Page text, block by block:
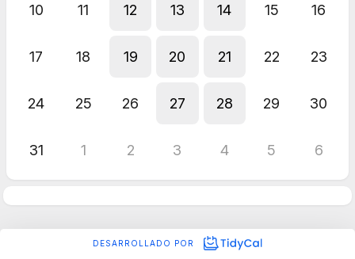
10 11 12 13 14 15 16
17 18 19 20 21 22 23
24 25 26 27 28 29 30
31 1 2 3 4 5 6
DESARROLLADO POR